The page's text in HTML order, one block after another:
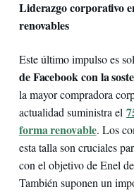
Liderazgo corporativo
renovables
Este último impulso es
de Facebook con la
la mayor compradora
actualidad suministra el
forma renovable. Los
esta talla son cruciales
con el objetivo de Enel
También suponen un